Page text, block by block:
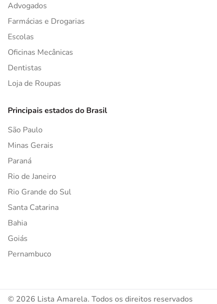
Advogados
Farmácias e Drogarias
Escolas
Oficinas Mecânicas
Dentistas
Loja de Roupas
Principais estados do Brasil
São Paulo
Minas Gerais
Paraná
Rio de Janeiro
Rio Grande do Sul
Santa Catarina
Bahia
Goiás
Pernambuco
© 2026 Lista Amarela. Todos os direitos reservados